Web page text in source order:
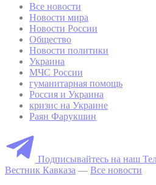
Все новости
Новости мира
Новости России
Общество
Новости политики
Украина
МЧС России
гуманитарная помощь
Россия и Украина
кризис на Украине
Раян Фарукшин
Подписывайтесь на наш
Вестник Кавказа — Все новости